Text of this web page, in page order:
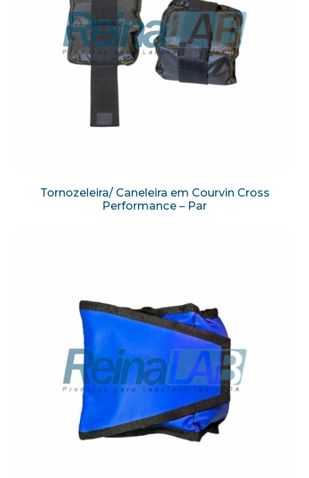
Tornozeleira/ Caneleira em Courvin Cross
Performance – Par